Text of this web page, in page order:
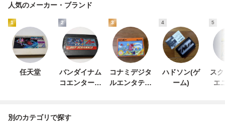
人気のメーカー・ブランド
1
任天堂
2
バンダイナム
コエンターテ
3
コナミデジタ
ルエンタテイ
4
ハドソン(ゲ
ーム)
5
ス
エ
別のカテゴリで探す